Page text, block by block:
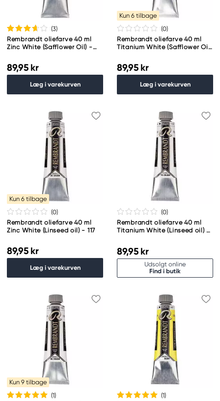
(3)
Rembrandt oliefarve 40 ml
Zinc White (Safflower Oil) -
89,95 kr
Læg i varekurven
Kun 6 tilbage
(0)
Rembrandt oliefarve 40 ml
Titanium White (Safflower Oil)
89,95 kr
Læg i varekurven
Kun 6 tilbage
(0)
Rembrandt oliefarve 40 ml
Zinc White (Linseed oil) - 117
89,95 kr
Læg i varekurven
(0)
Rembrandt oliefarve 40 ml
Titanium White (Linseed oil) -
89,95 kr
Udsolgt online
Find i butik
Kun 9 tilbage
(1)
(1)